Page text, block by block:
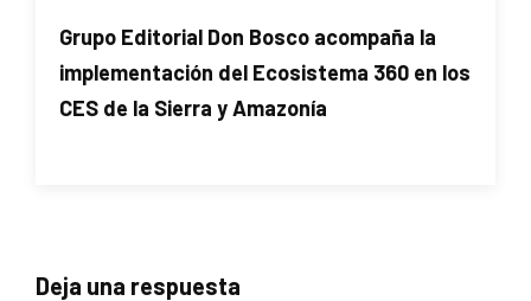
Grupo Editorial Don Bosco acompaña la
implementación del Ecosistema 360 en los
CES de la Sierra y Amazonía
Deja una respuesta